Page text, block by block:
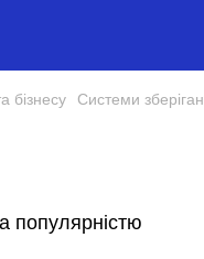
бізнесу Системи
популярністю